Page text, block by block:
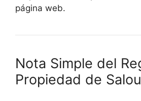
página web.
Nota Simple del
Propiedad de Salou